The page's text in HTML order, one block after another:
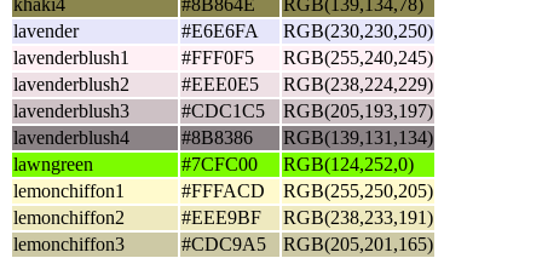
lavender
#E6E6FA
RGB(230,230,250)
lavenderblush1
#FFF0F5
RGB(255,240,245)
lavenderblush2
#EEE0E5
RGB(238,224,229)
lavenderblush3
#CDC1C5
RGB(205,193,197)
lavenderblush4
#8B8386
RGB(139,131,134)
lawngreen
#7CFC00
RGB(124,252,0)
lemonchiffon1
#FFFACD
RGB(255,250,205)
lemonchiffon2
#EEE9BF
RGB(238,233,191)
lemonchiffon3
#CDC9A5
RGB(205,201,165)